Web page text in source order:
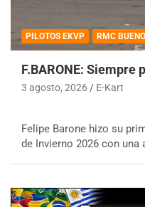
PILOTOS EKVP RMC
F.BARONE: Siempre
3 agosto, 2026 E-Kart
Felipe Barone hizo su
de Invierno 2026 con una